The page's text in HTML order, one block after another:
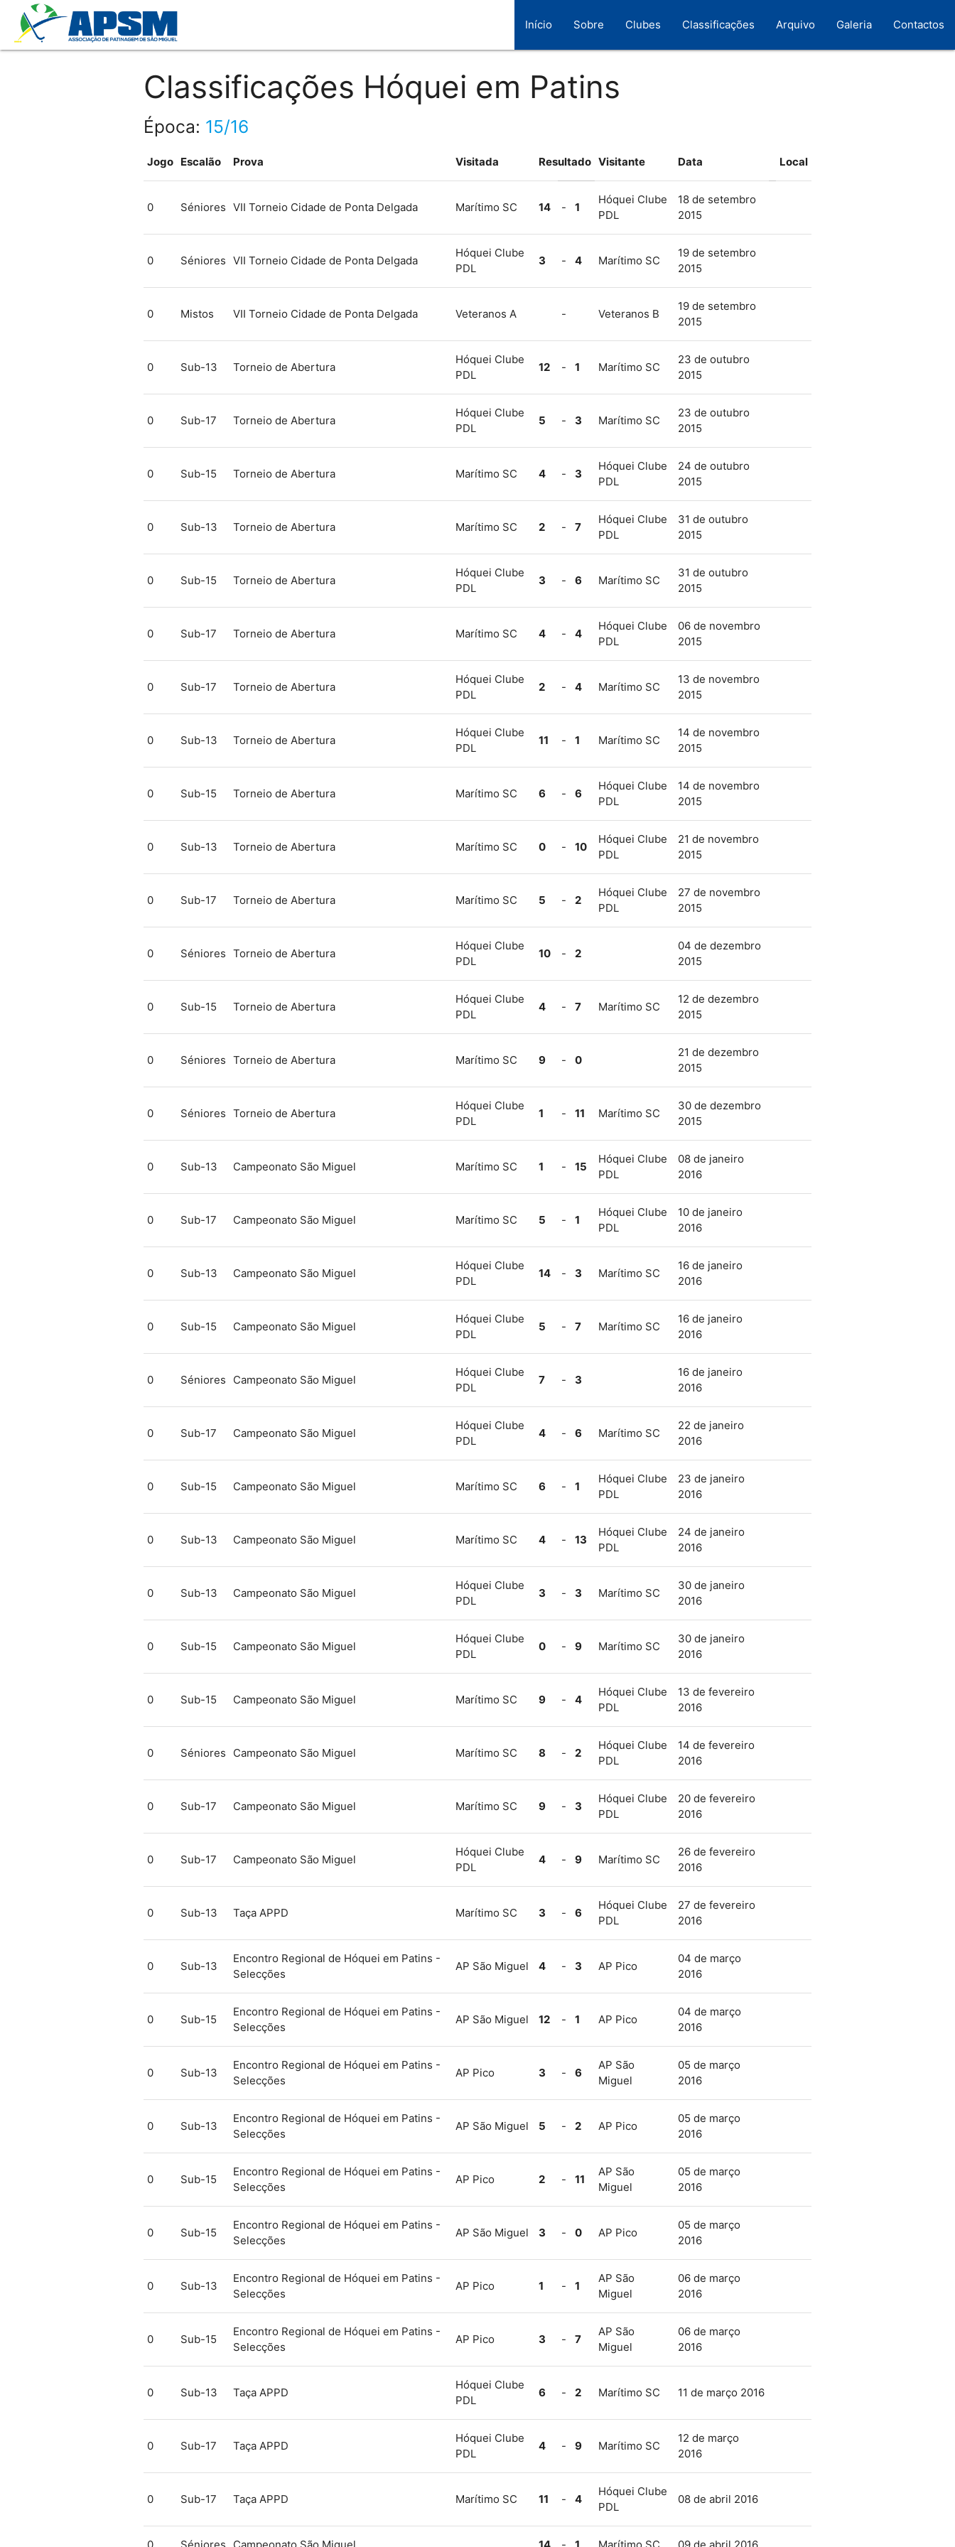
Início Sobre Clubes Classificações Arquivo Galeria Contactos
Classificações Hóquei em Patins
Época: 15/16
Jogo Escalão Prova Visitada Resultado Visitante Data Local
0 Séniores VII Torneio Cidade de Ponta Delgada Marítimo SC 14 - 1
Hóquei Clube
PDL
18 de setembro
2015
0 Séniores VII Torneio Cidade de Ponta Delgada
Hóquei Clube
PDL
3 - 4 Marítimo SC
19 de setembro
2015
0 Mistos VII Torneio Cidade de Ponta Delgada Veteranos A - Veteranos B
19 de setembro
2015
0 Sub-13 Torneio de Abertura
Hóquei Clube
PDL
12 - 1 Marítimo SC
23 de outubro
2015
0 Sub-17 Torneio de Abertura
Hóquei Clube
PDL
5 - 3 Marítimo SC
23 de outubro
2015
0 Sub-15 Torneio de Abertura Marítimo SC 4 - 3
Hóquei Clube
PDL
24 de outubro
2015
0 Sub-13 Torneio de Abertura Marítimo SC 2 - 7
Hóquei Clube
PDL
31 de outubro
2015
0 Sub-15 Torneio de Abertura
Hóquei Clube
PDL
3 - 6 Marítimo SC
31 de outubro
2015
0 Sub-17 Torneio de Abertura Marítimo SC 4 - 4
Hóquei Clube
PDL
06 de novembro
2015
0 Sub-17 Torneio de Abertura
Hóquei Clube
PDL
2 - 4 Marítimo SC
13 de novembro
2015
0 Sub-13 Torneio de Abertura
Hóquei Clube
PDL
11 - 1 Marítimo SC
14 de novembro
2015
0 Sub-15 Torneio de Abertura Marítimo SC 6 - 6
Hóquei Clube
PDL
14 de novembro
2015
0 Sub-13 Torneio de Abertura Marítimo SC 0 - 10
Hóquei Clube
PDL
21 de novembro
2015
0 Sub-17 Torneio de Abertura Marítimo SC 5 - 2
Hóquei Clube
PDL
27 de novembro
2015
0 Séniores Torneio de Abertura
Hóquei Clube
PDL
10 - 2
04 de dezembro
2015
0 Sub-15 Torneio de Abertura
Hóquei Clube
PDL
4 - 7 Marítimo SC
12 de dezembro
2015
0 Séniores Torneio de Abertura Marítimo SC 9 - 0
21 de dezembro
2015
0 Séniores Torneio de Abertura
Hóquei Clube
PDL
1 - 11 Marítimo SC
30 de dezembro
2015
0 Sub-13 Campeonato São Miguel Marítimo SC 1 - 15
Hóquei Clube
PDL
08 de janeiro
2016
0 Sub-17 Campeonato São Miguel Marítimo SC 5 - 1
Hóquei Clube
PDL
10 de janeiro
2016
0 Sub-13 Campeonato São Miguel
Hóquei Clube
PDL
14 - 3 Marítimo SC
16 de janeiro
2016
0 Sub-15 Campeonato São Miguel
Hóquei Clube
PDL
5 - 7 Marítimo SC
16 de janeiro
2016
0 Séniores Campeonato São Miguel
Hóquei Clube
PDL
7 - 3
16 de janeiro
2016
0 Sub-17 Campeonato São Miguel
Hóquei Clube
PDL
4 - 6 Marítimo SC
22 de janeiro
2016
0 Sub-15 Campeonato São Miguel Marítimo SC 6 - 1
Hóquei Clube
PDL
23 de janeiro
2016
0 Sub-13 Campeonato São Miguel Marítimo SC 4 - 13
Hóquei Clube
PDL
24 de janeiro
2016
0 Sub-13 Campeonato São Miguel
Hóquei Clube
PDL
3 - 3 Marítimo SC
30 de janeiro
2016
0 Sub-15 Campeonato São Miguel
Hóquei Clube
PDL
0 - 9 Marítimo SC
30 de janeiro
2016
0 Sub-15 Campeonato São Miguel Marítimo SC 9 - 4
Hóquei Clube
PDL
13 de fevereiro
2016
0 Séniores Campeonato São Miguel Marítimo SC 8 - 2
Hóquei Clube
PDL
14 de fevereiro
2016
0 Sub-17 Campeonato São Miguel Marítimo SC 9 - 3
Hóquei Clube
PDL
20 de fevereiro
2016
0 Sub-17 Campeonato São Miguel
Hóquei Clube
PDL
4 - 9 Marítimo SC
26 de fevereiro
2016
0 Sub-13 Taça APPD Marítimo SC 3 - 6
Hóquei Clube
PDL
27 de fevereiro
2016
0 Sub-13
Encontro Regional de Hóquei em Patins -
Selecções
AP São Miguel 4 - 3 AP Pico
04 de março
2016
0 Sub-15
Encontro Regional de Hóquei em Patins -
Selecções
AP São Miguel 12 - 1 AP Pico
04 de março
2016
0 Sub-13
Encontro Regional de Hóquei em Patins -
Selecções
AP Pico 3 - 6
AP São
Miguel
05 de março
2016
0 Sub-13
Encontro Regional de Hóquei em Patins -
Selecções
AP São Miguel 5 - 2 AP Pico
05 de março
2016
0 Sub-15
Encontro Regional de Hóquei em Patins -
Selecções
AP Pico 2 - 11
AP São
Miguel
05 de março
2016
0 Sub-15
Encontro Regional de Hóquei em Patins -
Selecções
AP São Miguel 3 - 0 AP Pico
05 de março
2016
0 Sub-13
Encontro Regional de Hóquei em Patins -
Selecções
AP Pico 1 - 1
AP São
Miguel
06 de março
2016
0 Sub-15
Encontro Regional de Hóquei em Patins -
Selecções
AP Pico 3 - 7
AP São
Miguel
06 de março
2016
0 Sub-13 Taça APPD
Hóquei Clube
PDL
6 - 2 Marítimo SC 11 de março 2016
0 Sub-17 Taça APPD
Hóquei Clube
PDL
4 - 9 Marítimo SC
12 de março
2016
0 Sub-17 Taça APPD Marítimo SC 11 - 4
Hóquei Clube
PDL
08 de abril 2016
0 Séniores Campeonato São Miguel 14 - 1 Marítimo SC 09 de abril 2016